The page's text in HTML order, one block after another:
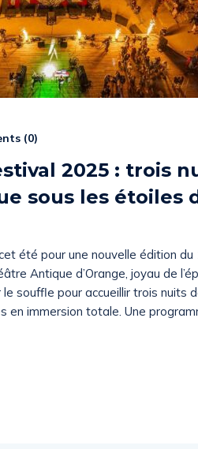
(0)
2025 : trois
sous les étoiles
été pour une nouvelle édition
Antique d’Orange, joyau de
le souffle pour accueillir trois nuits
en immersion totale. Une